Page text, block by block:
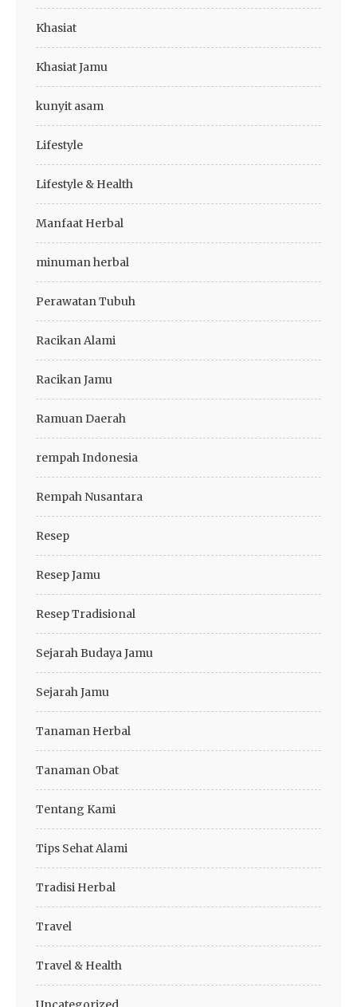
Khasiat
Khasiat Jamu
kunyit asam
Lifestyle
Lifestyle & Health
Manfaat Herbal
minuman herbal
Perawatan Tubuh
Racikan Alami
Racikan Jamu
Ramuan Daerah
rempah Indonesia
Rempah Nusantara
Resep
Resep Jamu
Resep Tradisional
Sejarah Budaya Jamu
Sejarah Jamu
Tanaman Herbal
Tanaman Obat
Tentang Kami
Tips Sehat Alami
Tradisi Herbal
Travel
Travel & Health